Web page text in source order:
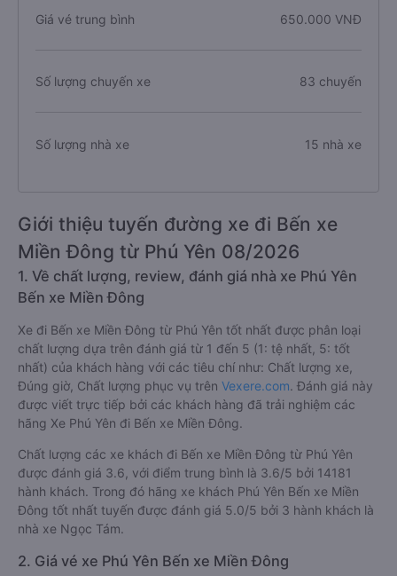
Giá vé trung bình 650.000 VNĐ
Số lượng chuyến xe 83 chuyến
Số lượng nhà xe 15 nhà xe
Giới thiệu tuyến đường xe đi Bến xe
Miền Đông từ Phú Yên 08/2026
1. Về chất lượng, review, đánh giá nhà xe Phú Yên
Bến xe Miền Đông
Xe đi Bến xe Miền Đông từ Phú Yên tốt nhất được phân loại
chất lượng dựa trên đánh giá từ 1 đến 5 (1: tệ nhất, 5: tốt
nhất) của khách hàng với các tiêu chí như: Chất lượng xe,
Đúng giờ, Chất lượng phục vụ trên Vexere.com. Đánh giá này
được viết trực tiếp bởi các khách hàng đã trải nghiệm các
hãng Xe Phú Yên đi Bến xe Miền Đông.
Chất lượng các xe khách đi Bến xe Miền Đông từ Phú Yên
được đánh giá 3.6, với điểm trung bình là 3.6/5 bởi 14181
hành khách. Trong đó hãng xe khách Phú Yên Bến xe Miền
Đông tốt nhất tuyến được đánh giá 5.0/5 bởi 3 hành khách là
nhà xe Ngọc Tám.
2. Giá vé xe Phú Yên Bến xe Miền Đông